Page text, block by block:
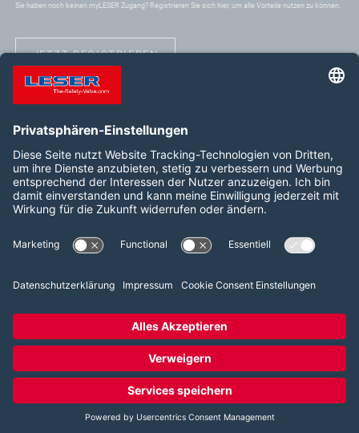
Sie haben noch keinen myLESER Zugang? Registrieren Sie sich hier, um alle Vorteile nutzen zu können.
JETZT REGISTRIEREN
Folgen Sie uns auf:
LinkedIn YouTube
2026 LESER GmbH & Co. KG
Impressum
Cookie Consent Einstellungen